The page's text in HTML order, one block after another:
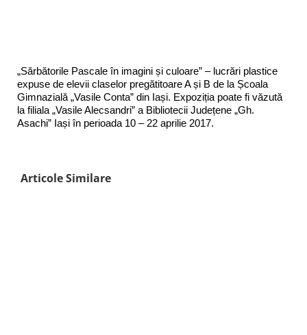
„Sărbătorile Pascale în imagini și culoare” – lucrări plastice
expuse de elevii claselor pregătitoare A și B de la Școala
Gimnazială „Vasile Conta” din Iași. Expoziția poate fi văzută
la filiala „Vasile Alecsandri” a Bibliotecii Județene „Gh.
Asachi” Iași în perioada 10 – 22 aprilie 2017.
Articole Similare